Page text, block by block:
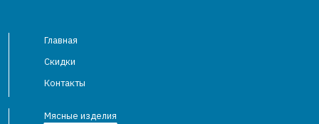
Главная
Скидки
Контакты
Мясные изделия